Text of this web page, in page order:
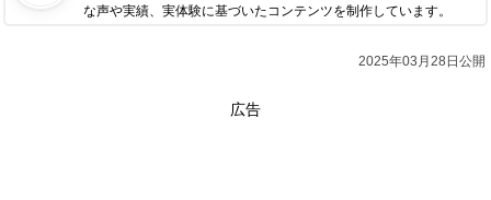
な声や実績、実体験に基づいたコンテンツを制作しています。
2025年03月28日公開
広告